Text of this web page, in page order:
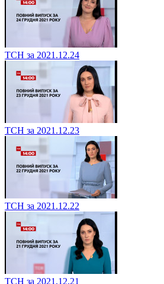
ТСН за 2021.12.24
ТСН за 2021.12.23
ТСН за 2021.12.22
ТСН за 2021.12.21